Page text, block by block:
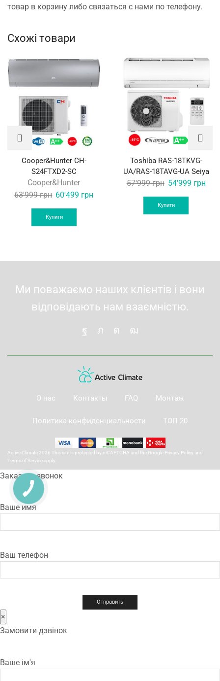
товар в корзину либо связаться с нами по телефону.
Схожі товари
Cooper&Hunter CH-
S24FTXD2-SC
Cooper&Hunter
63'999грн Original
was:
60'499 грн
Купити
Toshiba RAS-18TKVG-
UA/RAS-18TAVG-UA Seiya
57'999грн Original
was:
54'999 грн
Купити
Ми поважаємо наших клієнтів і вони
відповідають нам взаємністю.
О нас Контакты FAQ Монтаж
Политика конфиденциальности ТОП 20
Active Climate 2026 This site is protected by reCAPTCHA and the Google Privacy Policy and
Terms of Service apply.
Заказать звонок
Ваше имя
Ваш телефон
×
Замовити дзвінок
Ваше ім'я